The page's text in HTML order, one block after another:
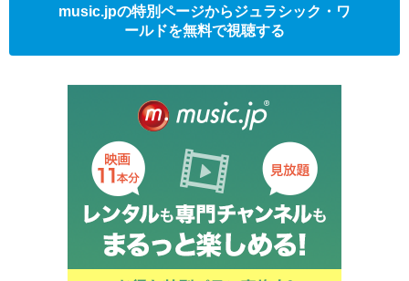
music.jpの特別ページからジュラシック・ワ
ールドを無料で視聴する